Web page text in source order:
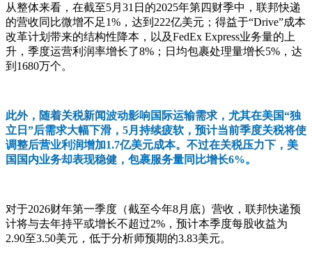
从整体来看，在截至5月31日的2025年第四财季中，联邦快递
的营收同比微增不足1%，达到222亿美元；得益于“Drive”成本
改革计划带来的结构性降本，以及FedEx Express业务量的上
升，季度运营利润率增长了8%；日均包裹处理量增长5%，达
到1680万个。
此外，随着关税新闻波动影响国际运输需求，尤其在美国“独
立日”后需求大幅下滑，5月持续疲软，预计当前季度关税将使
调整后营业利润增加1.7亿美元成本。不过在关税压力下，美
国国内业务却表现稳健，包裹服务量同比增长6%。
对于2026财年第一季度（截至今年8月底）营收，联邦快递预
计将与去年持平或增长不超过2%，预计本季度每股收益为
2.90至3.50美元，低于分析师预期的3.83美元。